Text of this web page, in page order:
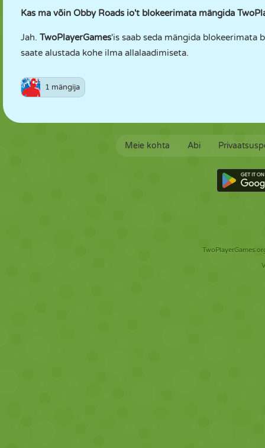
Kas ma võin Obby Roads io't blokeerimata mängida
Jah. TwoPlayerGames'is saab seda mängida blokeerimata
saate alustada kohe ilma allalaadimiseta.
1 mängija
Meie kohta Abi